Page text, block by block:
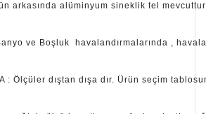
arkasında alüminyum sineklik tel
ve Boşluk havalandırmalarında ,
: Ölçüler dıştan dışa dır. Ürün seçim